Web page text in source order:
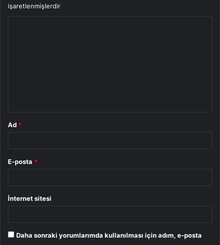
işaretlenmişlerdir
Ad *
E-posta *
İnternet sitesi
Daha sonraki yorumlarımda kullanılması için adım, e-posta